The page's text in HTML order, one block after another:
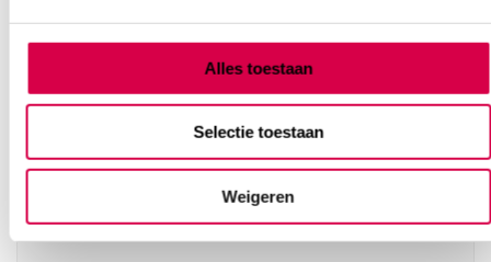
Alles toestaan
Selectie toestaan
Weigeren